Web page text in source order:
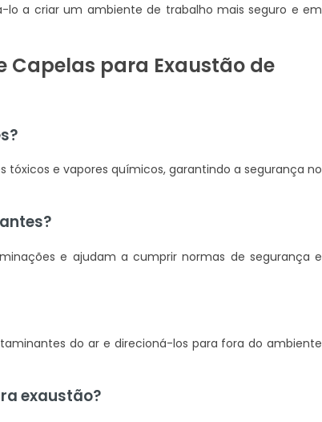
a criar um ambiente de trabalho mais seguro e em
Capelas para Exaustão de
e vapores químicos, garantindo a segurança no
e ajudam a cumprir normas de segurança e
do ar e direcioná-los para fora do ambiente
exaustão?